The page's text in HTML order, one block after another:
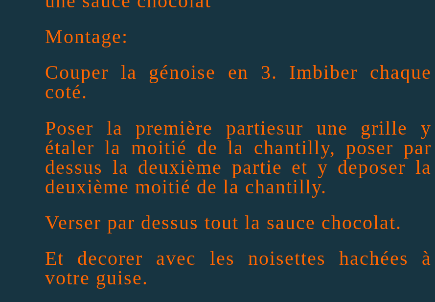
Montage:
Couper la génoise en 3. Imbiber chaque
coté.
Poser la première partiesur une grille y
étaler la moitié de la chantilly, poser par
dessus la deuxième partie et y deposer la
deuxième moitié de la chantilly.
Verser par dessus tout la sauce chocolat.
Et decorer avec les noisettes hachées à
votre guise.